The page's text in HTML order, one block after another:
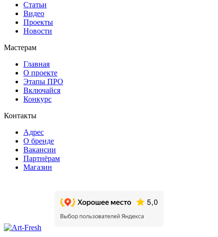
Статьи
Видео
Проекты
Новости
Мастерам
Главная
О проекте
Этапы ПРО
Включайся
Конкурс
Контакты
Адрес
О бренде
Вакансии
Партнёрам
Магазин